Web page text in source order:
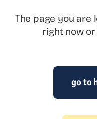
The page you are
right now or
go to